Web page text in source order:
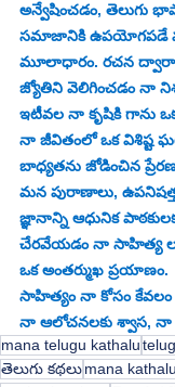
అన్వేషించడం, తెలుగు
సమాజానికి ఉపయోగపడే
మూలాధారం. రచన ద్వారా
జ్యోతిని వెలిగించడం నా
ఇటీవల నా కృషికి గాను
నా జీవితంలో ఒక విశిష్ట
బాధ్యతను జోడించిన
మన పురాణాలు,
జ్ఞానాన్ని ఆధునిక
చేరవేయడం నా సాహిత్య
ఒక అంతర్ముఖ ప్రయాణం.
సాహిత్యం నా కోసం కేవలం
నా ఆలోచనలకు శ్వాస,
mana telugu kathalu
తెలుగు కథలుmana